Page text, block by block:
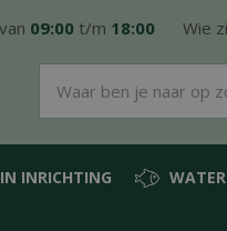
09:00 t/m 18:00 Wie
INRICHTING